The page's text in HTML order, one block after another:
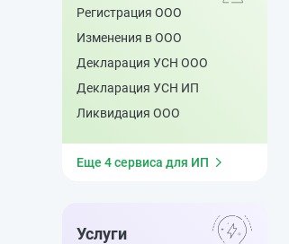
Регистрация ООО
Изменения в ООО
Декларация УСН ООО
Декларация УСН ИП
Ликвидация ООО
Еще 4 сервиса для ИП
Услуги